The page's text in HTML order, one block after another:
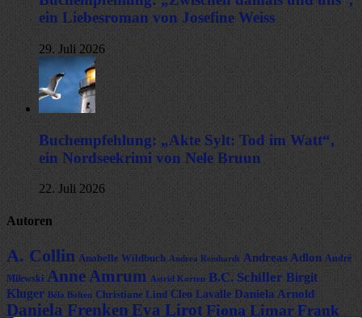
ein Liebesroman von Josefine Weiss
29. Juli 2026
Buchempfehlung: „Akte Sylt: Tod im Watt“,
ein Nordseekrimi von Nele Bruun
22. Juli 2026
Autoren
A. Collin Anabelle Wildbuch Andrea Reinhardt Andreas Adlon André
Milewski Anne Amrum Astrid Korten B.C. Schiller Birgit
Kluger Béla Bolten Christiane Lind Cleo Lavalle Daniela Arnold
Daniela FrenkenEva LirotFiona LimarFrank